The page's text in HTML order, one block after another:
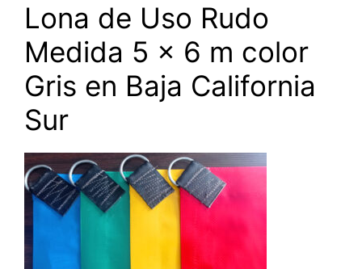
Lona de Uso Rudo
Medida 5 x 6 m color
Gris en Baja California
Sur